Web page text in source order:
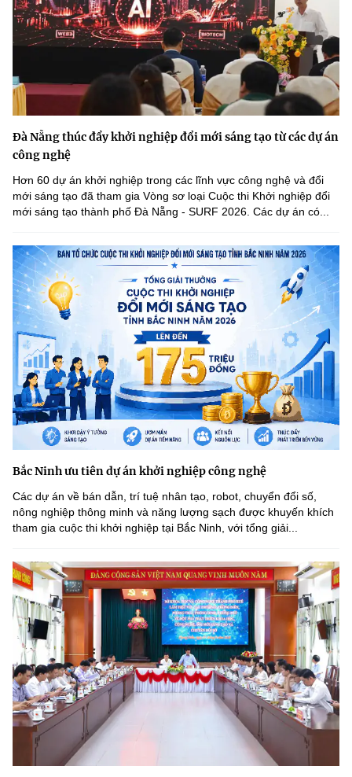
Đà Nẵng thúc đẩy khởi nghiệp đổi mới sáng tạo từ các dự án
công nghệ
Hơn 60 dự án khởi nghiệp trong các lĩnh vực công nghệ và đổi
mới sáng tạo đã tham gia Vòng sơ loại Cuộc thi Khởi nghiệp đổi
mới sáng tạo thành phố Đà Nẵng - SURF 2026. Các dự án có...
Bắc Ninh ưu tiên dự án khởi nghiệp công nghệ
Các dự án về bán dẫn, trí tuệ nhân tạo, robot, chuyển đổi số,
nông nghiệp thông minh và năng lượng sạch được khuyến khích
tham gia cuộc thi khởi nghiệp tại Bắc Ninh, với tổng giải...